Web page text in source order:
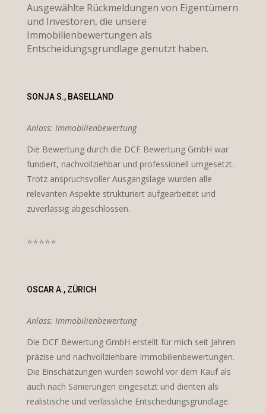
Ausgewählte Rückmeldungen von Eigentümern
und Investoren, die unsere
Immobilienbewertungen als
Entscheidungsgrundlage genutzt haben.
SONJA S., BASELLAND
Anlass: Immobilienbewertung
Die Bewertung durch die DCF Bewertung GmbH war
fundiert, nachvollziehbar und professionell umgesetzt.
Trotz anspruchsvoller Ausgangslage wurden alle
relevanten Aspekte strukturiert aufgearbeitet und
zuverlässig abgeschlossen.
⭐⭐⭐⭐⭐
OSCAR A., ZÜRICH
Anlass: Immobilienbewertung
Die DCF Bewertung GmbH erstellt für mich seit Jahren
präzise und nachvollziehbare Immobilienbewertungen.
Die Einschätzungen wurden sowohl vor dem Kauf als
auch nach Sanierungen eingesetzt und dienten als
realistische und verlässliche Entscheidungsgrundlage.